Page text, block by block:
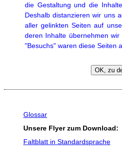
die Gestaltung und die
Deshalb distanzieren wir uns
aller gelinkten Seiten auf
deren Inhalte übernehmen
"Besuchs" waren diese Seiten
Glossar
Unsere Flyerzum Download:
Faltblatt in Standardsprache